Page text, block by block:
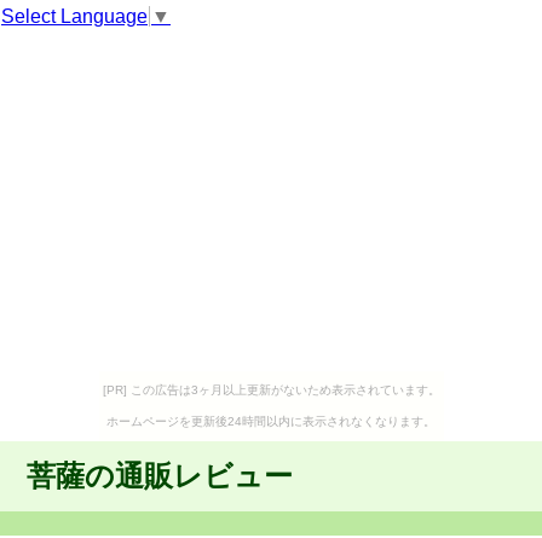
Select Language ▼
[PR] この広告は3ヶ月以上更新がないため表示されています。
ホームページを更新後24時間以内に表示されなくなります。
菩薩の通販レビュー